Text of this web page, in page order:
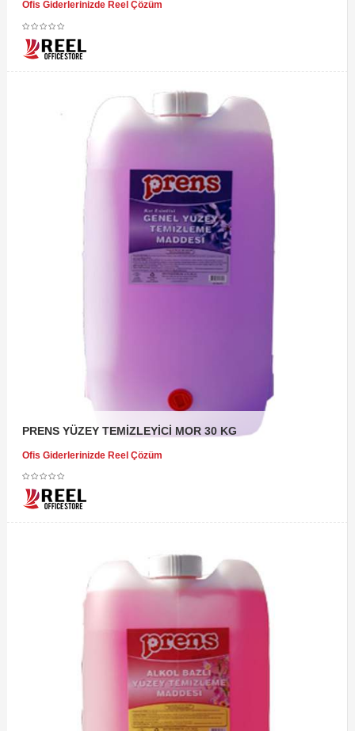
Ofis Giderlerinizde Reel Çözüm
PRENS YÜZEY TEMİZLEYİCİ MOR 30 KG
Ofis Giderlerinizde Reel Çözüm